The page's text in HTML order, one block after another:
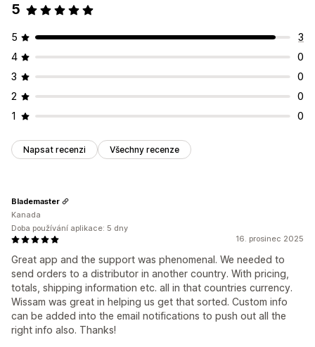
5
5
3
4
0
3
0
2
0
1
0
Napsat recenzi Všechny recenze
16. prosinec 2025
Great app and the support was phenomenal. We needed to
send orders to a distributor in another country. With pricing,
totals, shipping information etc. all in that countries currency.
Wissam was great in helping us get that sorted. Custom info
can be added into the email notifications to push out all the
right info also. Thanks!
Blademaster
Kanada
Doba používání aplikace: 5 dny